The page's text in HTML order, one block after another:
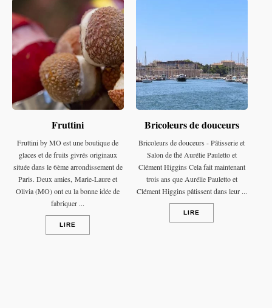
Fruttini
Fruttini by MO est une boutique de
glaces et de fruits givrés originaux
située dans le 6ème arrondissement de
Paris. Deux amies, Marie-Laure et
Olivia (MO) ont eu la bonne idée de
fabriquer ...
LIRE
Bricoleurs de douceurs
Bricoleurs de douceurs - Pâtisserie et
Salon de thé Aurélie Pauletto et
Clément Higgins Cela fait maintenant
trois ans que Aurélie Pauletto et
Clément Higgins pâtissent dans leur ...
LIRE